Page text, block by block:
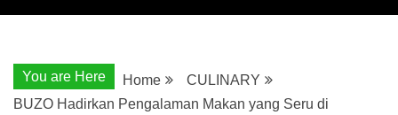
You are Here Home
CULINARY
BUZO Hadirkan Pengalaman Makan yang Seru di